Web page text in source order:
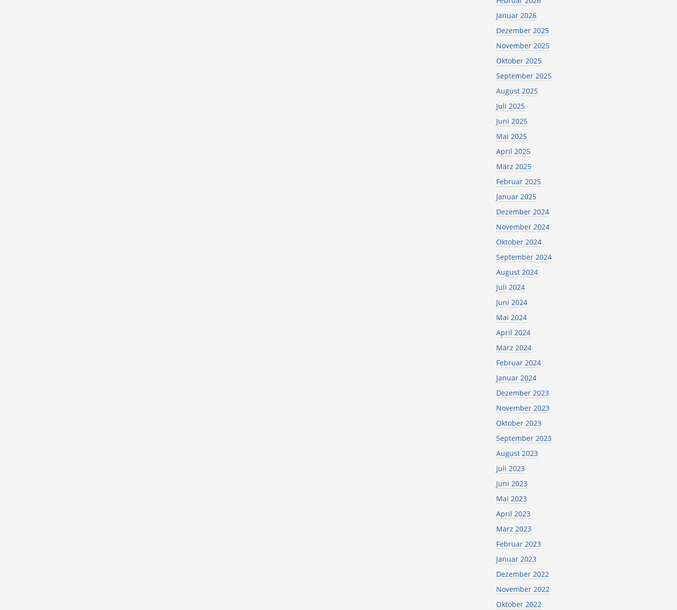
Januar 2026
Dezember 2025
November 2025
Oktober 2025
September 2025
August 2025
Juli 2025
Juni 2025
Mai 2025
April 2025
März 2025
Februar 2025
Januar 2025
Dezember 2024
November 2024
Oktober 2024
September 2024
August 2024
Juli 2024
Juni 2024
Mai 2024
April 2024
März 2024
Februar 2024
Januar 2024
Dezember 2023
November 2023
Oktober 2023
September 2023
August 2023
Juli 2023
Juni 2023
Mai 2023
April 2023
März 2023
Februar 2023
Januar 2023
Dezember 2022
November 2022
Oktober 2022